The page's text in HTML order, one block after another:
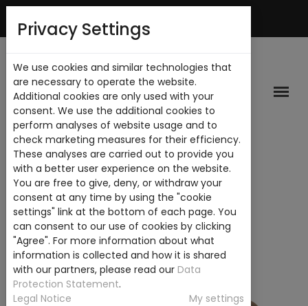
Privacy Settings
We use cookies and similar technologies that
are necessary to operate the website.
Additional cookies are only used with your
consent. We use the additional cookies to
perform analyses of website usage and to
check marketing measures for their efficiency.
These analyses are carried out to provide you
with a better user experience on the website.
You are free to give, deny, or withdraw your
consent at any time by using the "cookie
settings" link at the bottom of each page. You
can consent to our use of cookies by clicking
"Agree". For more information about what
information is collected and how it is shared
with our partners, please read our Data
Protection Statement.
Legal Notice
My settings